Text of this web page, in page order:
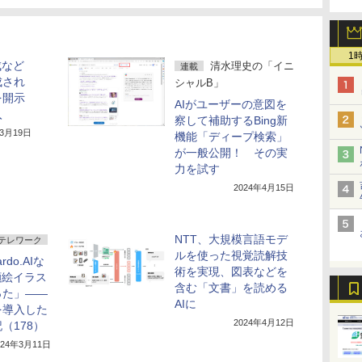
1
ど
され
開示
月19日
連載
清水理史の「イニ
シャルB」
AIがユーザーの意図を
察して補助するBing新
機能「ディープ検索」
が一般公開！ その実
力を試す
2024年4月15日
レワーク
な
イラス
た」――
入した
178）
年3月11日
NTT、大規模言語モデ
ルを使った視覚読解技
術を実現、図表などを
含む「文書」を読める
AIに
2024年4月12日